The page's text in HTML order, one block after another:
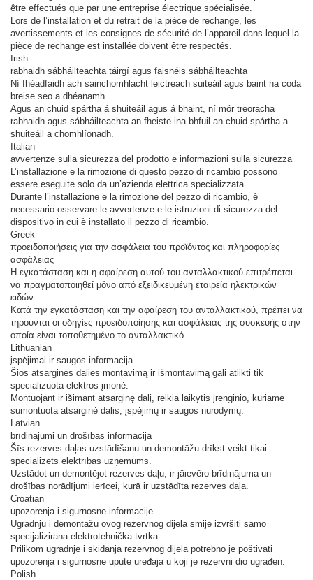
être effectués que par une entreprise électrique spécialisée.
Lors de l’installation et du retrait de la pièce de rechange, les
avertissements et les consignes de sécurité de l’appareil dans lequel la
pièce de rechange est installée doivent être respectés.
Irish
rabhaidh sábháilteachta táirgí agus faisnéis sábháilteachta
Ní fhéadfaidh ach sainchomhlacht leictreach suiteáil agus baint na coda
breise seo a dhéanamh.
Agus an chuid spártha á shuiteáil agus á bhaint, ní mór treoracha
rabhaidh agus sábháilteachta an fheiste ina bhfuil an chuid spártha a
shuiteáil a chomhlíonadh.
Italian
avvertenze sulla sicurezza del prodotto e informazioni sulla sicurezza
L’installazione e la rimozione di questo pezzo di ricambio possono
essere eseguite solo da un’azienda elettrica specializzata.
Durante l’installazione e la rimozione del pezzo di ricambio, è
necessario osservare le avvertenze e le istruzioni di sicurezza del
dispositivo in cui è installato il pezzo di ricambio.
Greek
προειδοποιήσεις για την ασφάλεια του προϊόντος και πληροφορίες
ασφάλειας
Η εγκατάσταση και η αφαίρεση αυτού του ανταλλακτικού επιτρέπεται
να πραγματοποιηθεί μόνο από εξειδικευμένη εταιρεία ηλεκτρικών
ειδών.
Κατά την εγκατάσταση και την αφαίρεση του ανταλλακτικού, πρέπει να
τηρούνται οι οδηγίες προειδοποίησης και ασφάλειας της συσκευής στην
οποία είναι τοποθετημένο το ανταλλακτικό.
Lithuanian
įspėjimai ir saugos informacija
Šios atsarginės dalies montavimą ir išmontavimą gali atlikti tik
specializuota elektros įmonė.
Montuojant ir išimant atsarginę dalį, reikia laikytis įrenginio, kuriame
sumontuota atsarginė dalis, įspėjimų ir saugos nurodymų.
Latvian
brīdinājumi un drošības informācija
Šīs rezerves daļas uzstādīšanu un demontāžu drīkst veikt tikai
specializēts elektrības uzņēmums.
Uzstādot un demontējot rezerves daļu, ir jāievēro brīdinājuma un
drošības norādījumi ierīcei, kurā ir uzstādīta rezerves daļa.
Croatian
upozorenja i sigurnosne informacije
Ugradnju i demontažu ovog rezervnog dijela smije izvršiti samo
specijalizirana elektrotehnička tvrtka.
Prilikom ugradnje i skidanja rezervnog dijela potrebno je poštivati ​​
upozorenja i sigurnosne upute uređaja u koji je rezervni dio ugrađen.
Polish